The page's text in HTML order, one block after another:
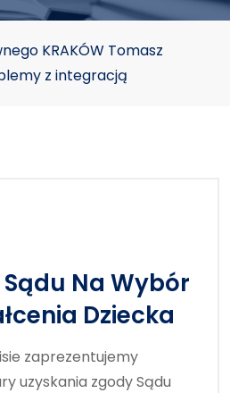
KRAKÓW Tomasz
z integracją
Na Wybór
Dziecka
zaprezentujemy
uzyskania zgody Sądu